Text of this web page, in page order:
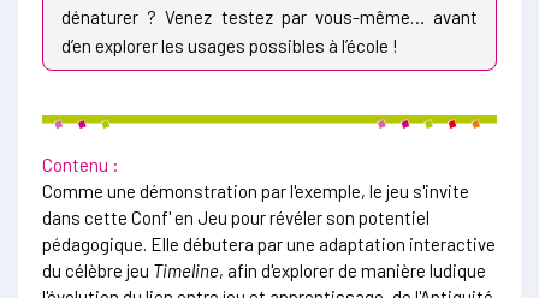
dénaturer ? Venez testez par vous-même… avant
d’en explorer les usages possibles à l’école !
Contenu :
Comme une démonstration par l'exemple, le jeu s'invite
dans cette Conf' en Jeu pour révéler son potentiel
pédagogique. Elle débutera par une adaptation interactive
du célèbre jeu Timeline, afin d'explorer de manière ludique